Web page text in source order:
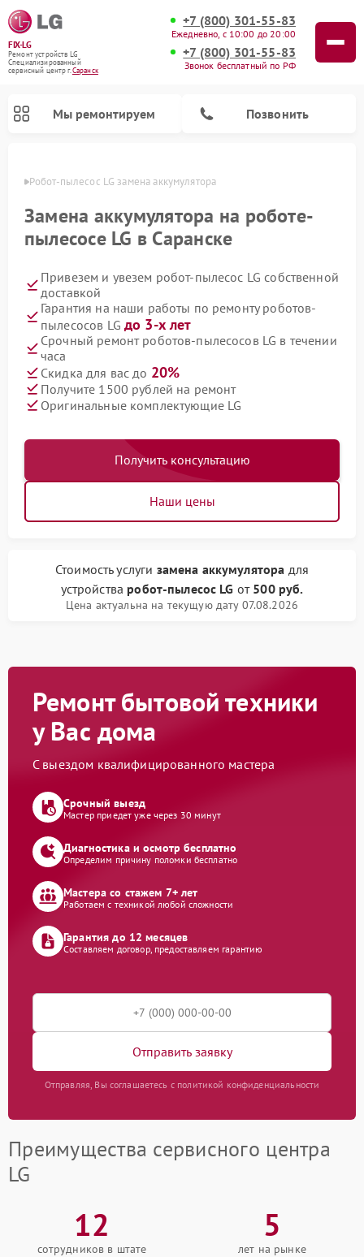
FIX-LG
Ремонт устройств LG
Специализированный
cервисный центр г.Саранск
+7 (800) 301-55-83
Ежедневно, с 10:00 до 20:00
+7 (800) 301-55-83
Звонок бесплатный по РФ
Мы ремонтируем Позвонить
Робот-пылесос LG замена аккумулятора
Замена аккумулятора на роботе-
пылесосе LG в Саранске
Привезем и увезем робот-пылесос LG собственной
доставкой
Гарантия на наши работы по ремонту роботов-
пылесосов LG до 3-х лет
Срочный ремонт роботов-пылесосов LG в течении
часа
Скидка для вас до 20%
Получите 1500 рублей на ремонт
Оригинальные комплектующие LG
Получить консультацию
Наши цены
Стоимость услуги замена аккумулятора для
устройства робот-пылесос LG от 500 руб.
Цена актуальна на текущую дату 07.08.2026
Ремонт бытовой техники
у Вас дома
С выездом квалифицированного мастера
Срочный выезд
Мастер приедет уже через 30 минут
Диагностика и осмотр бесплатно
Определим причину поломки бесплатно
Мастера со стажем 7+ лет
Работаем с техникой любой сложности
Гарантия до 12 месяцев
Составляем договор, предоставляем гарантию
Отправить заявку
Отправляя, Вы соглашаетесь с политикой конфиденциальности
Преимущества сервисного центра
LG
12
сотрудников в штате
5
лет на рынке